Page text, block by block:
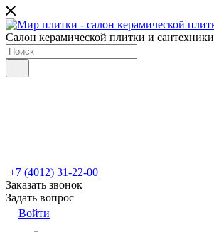
Салон керамической плитки и сантехники
+7 (4012) 31-22-00
Заказать звонок
Задать вопрос
Войти